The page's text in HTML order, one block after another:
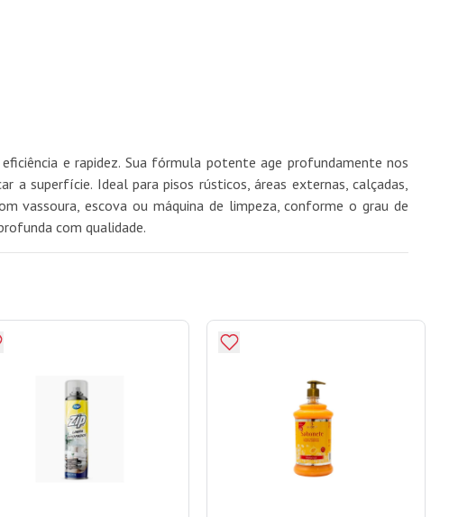
e rapidez. Sua fórmula potente age profundamente nos
a superfície. Ideal para pisos rústicos, áreas externas, calçadas,
vassoura, escova ou máquina de limpeza, conforme o grau de
com qualidade.